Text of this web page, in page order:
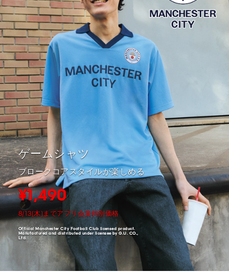
ゲームシャツ
ブロークコアスタイルが楽しめる
¥1,490
8/13(木)までアプリ会員特別価格
Official Manchester City Football Club licensed product. ​
Manufactured and distributed under licensee by G.U. CO.,
Ltd.​